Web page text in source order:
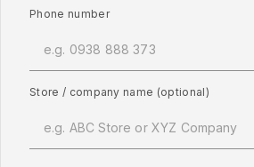
Phone number
Store / company name (optional)